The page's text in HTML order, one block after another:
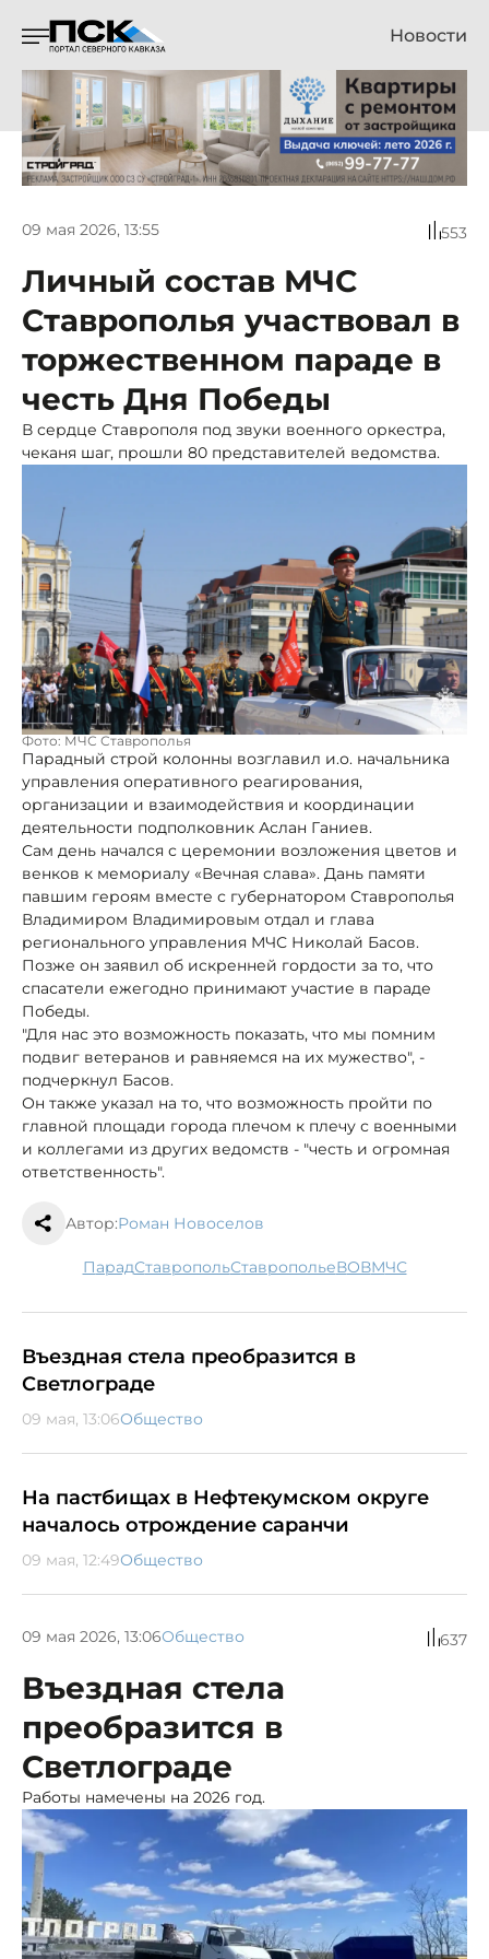
Новости
09 мая 2026, 13:55 553
Личный состав МЧС
Ставрополья участвовал в
торжественном параде в
честь Дня Победы
В сердце Ставрополя под звуки военного оркестра,
чеканя шаг, прошли 80 представителей ведомства.
Фото: МЧС Ставрополья
Парадный строй колонны возглавил и.о. начальника
управления оперативного реагирования,
организации и взаимодействия и координации
деятельности подполковник Аслан Ганиев.
Сам день начался с церемонии возложения цветов и
венков к мемориалу «Вечная слава». Дань памяти
павшим героям вместе с губернатором Ставрополья
Владимиром Владимировым отдал и глава
регионального управления МЧС Николай Басов.
Позже он заявил об искренней гордости за то, что
спасатели ежегодно принимают участие в параде
Победы.
"Для нас это возможность показать, что мы помним
подвиг ветеранов и равняемся на их мужество", -
подчеркнул Басов.
Он также указал на то, что возможность пройти по
главной площади города плечом к плечу с военными
и коллегами из других ведомств - "честь и огромная
ответственность".
Автор:Роман Новоселов
парад Ставрополь Ставрополье ВОВ МЧС
Въездная стела преобразится в
Светлограде
09 мая, 13:06Общество
На пастбищах в Нефтекумском округе
началось отрождение саранчи
09 мая, 12:49Общество
09 мая 2026, 13:06Общество 637
Въездная стела
преобразится в
Светлограде
Работы намечены на 2026 год.